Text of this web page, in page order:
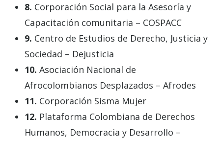
8. Corporación Social para la Asesoría y
Capacitación comunitaria – COSPACC
9. Centro de Estudios de Derecho, Justicia y
Sociedad – Dejusticia
10. Asociación Nacional de
Afrocolombianos Desplazados – Afrodes
11. Corporación Sisma Mujer
12. Plataforma Colombiana de Derechos
Humanos, Democracia y Desarrollo –